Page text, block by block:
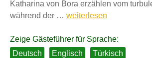
Katharina von Bora erzählen vom
während der … Kostümführungen
weiterlesen
Zeige Gästeführer für Sprache:
Deutsch
Englisch Türkisch